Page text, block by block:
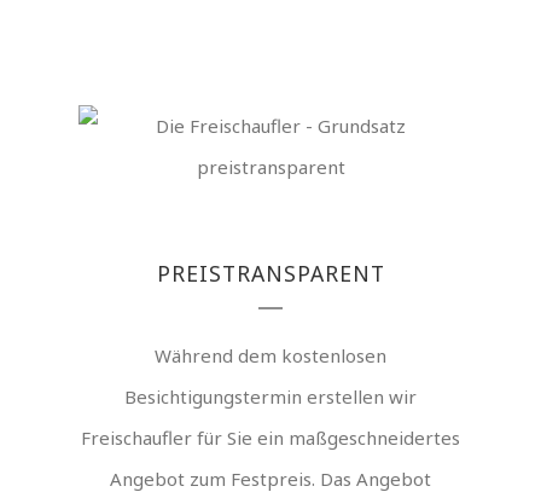
PREISTRANSPARENT
Während dem kostenlosen
Besichtigungstermin erstellen wir
Freischaufler für Sie ein maßgeschneidertes
Angebot zum Festpreis. Das Angebot